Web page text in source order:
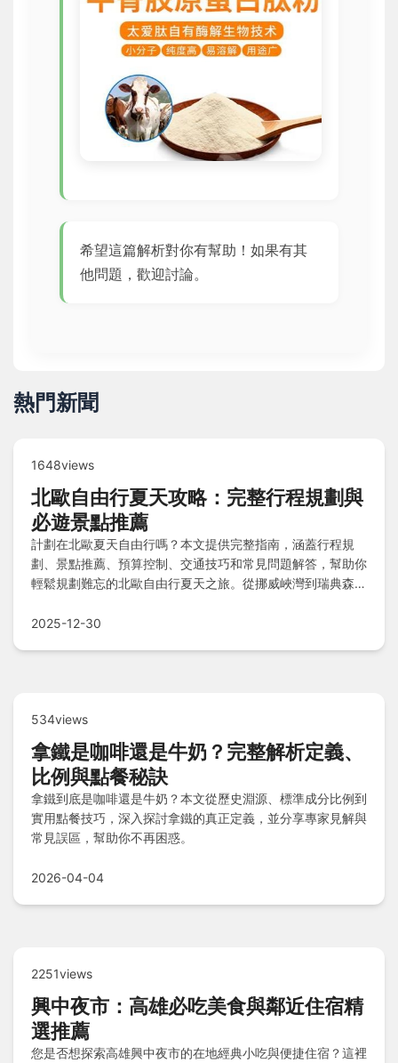
希望這篇解析對你有幫助！如果有其
他問題，歡迎討論。
熱門新聞
1648views
北歐自由行夏天攻略：完整行程規劃與
必遊景點推薦
計劃在北歐夏天自由行嗎？本文提供完整指南，涵蓋行程規
劃、景點推薦、預算控制、交通技巧和常見問題解答，幫助你
輕鬆規劃難忘的北歐自由行夏天之旅。從挪威峽灣到瑞典森
2025-12-30
534views
拿鐵是咖啡還是牛奶？完整解析定義、
比例與點餐秘訣
拿鐵到底是咖啡還是牛奶？本文從歷史淵源、標準成分比例到
實用點餐技巧，深入探討拿鐵的真正定義，並分享專家見解與
常見誤區，幫助你不再困惑。
2026-04-04
2251views
興中夜市：高雄必吃美食與鄰近住宿精
選推薦
您是否想探索高雄興中夜市的在地經典小吃與便捷住宿？這裡